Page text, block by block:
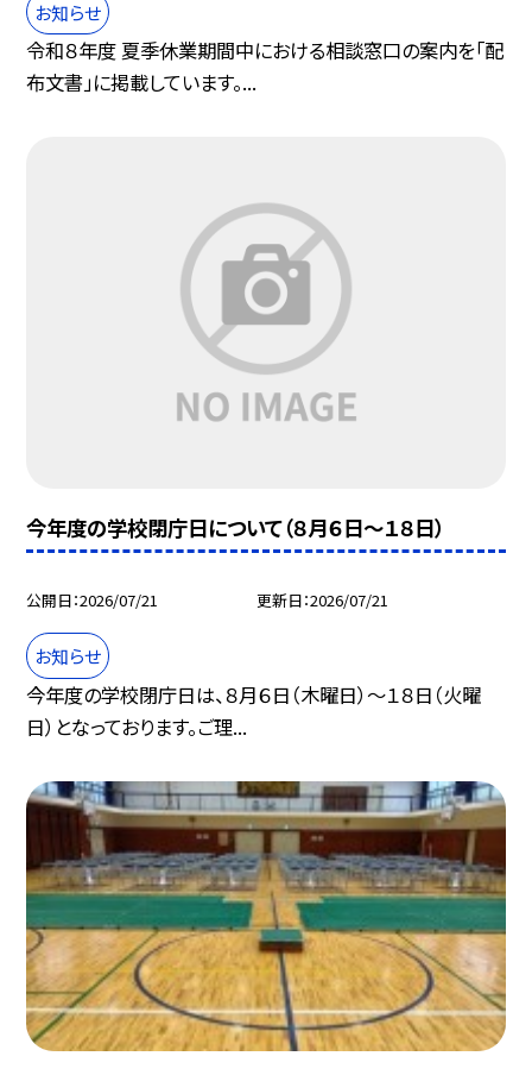
お知らせ
令和８年度 夏季休業期間中における相談窓口の案内を「配
布文書」に掲載しています。...
今年度の学校閉庁日について（８月６日～１８日）
公開日 2026/07/21 更新日 2026/07/21
お知らせ
今年度の学校閉庁日は、８月６日（木曜日）～１８日（火曜
日）となっております。ご理...